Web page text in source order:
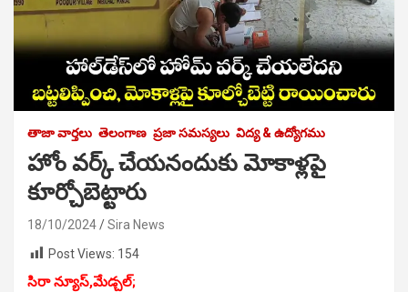
తాజా వార్తలు తెలంగాణ ప్రజా సమస్యలు విద్య & ఉద్యోగము
హోం వర్క్ చేయనందుకు మోకాళ్లపై
కూర్చోబెట్టారు
18/10/2024
Sira News
Post Views: 154
సిరా న్యూస్,మేడ్చల్;